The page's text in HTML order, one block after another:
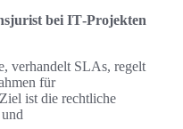
bei IT‑Projekten
verhandelt SLAs, regelt
für
ist die rechtliche